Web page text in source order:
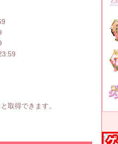
取得できます。